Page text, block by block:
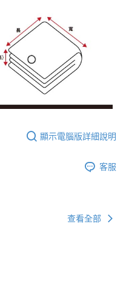
顯示電腦版詳細說明
客服
查看全部